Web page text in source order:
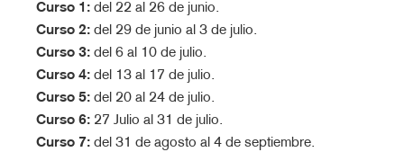
Curso 1: del 22 al 26 de junio.
Curso 2: del 29 de junio al 3 de julio.
Curso 3: del 6 al 10 de julio.
Curso 4: del 13 al 17 de julio.
Curso 5: del 20 al 24 de julio.
Curso 6: 27 Julio al 31 de julio.
Curso 7: del 31 de agosto al 4 de septiembre.